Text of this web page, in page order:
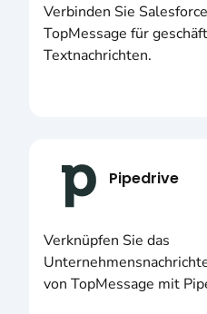
Verbinden Sie
TopMessage für
Textnachrichten.
Pipedrive
Verknüpfen Sie das
von TopMessage mit